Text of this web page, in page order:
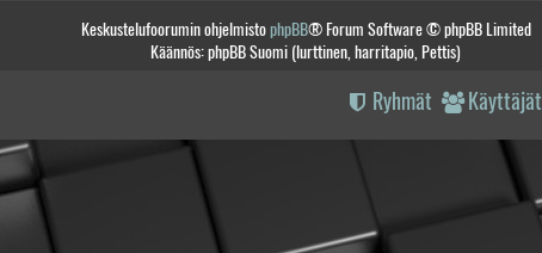
Keskustelufoorumin ohjelmistophpBB® Forum Software © phpBB Limited
Käännös: phpBB Suomi (lurttinen, harritapio, Pettis)
Käyttäjät
Ryhmät